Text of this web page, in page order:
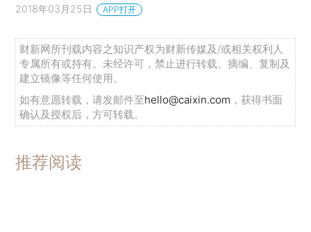
2018年03月25日 APP打开
财新网所刊载内容之知识产权为财新传媒及/或相关权利人
专属所有或持有。未经许可，禁止进行转载、摘编、复制及
建立镜像等任何使用。
如有意愿转载，请发邮件至hello@caixin.com ，获得书面
确认及授权后，方可转载。
推荐阅读